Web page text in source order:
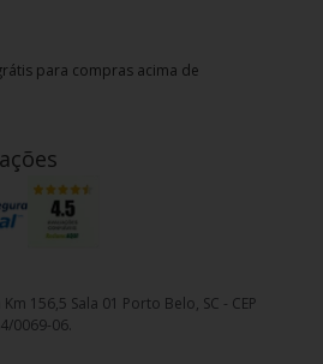
para compras acima de
156,5 Sala 01 Porto Belo, SC - CEP
0069-06.